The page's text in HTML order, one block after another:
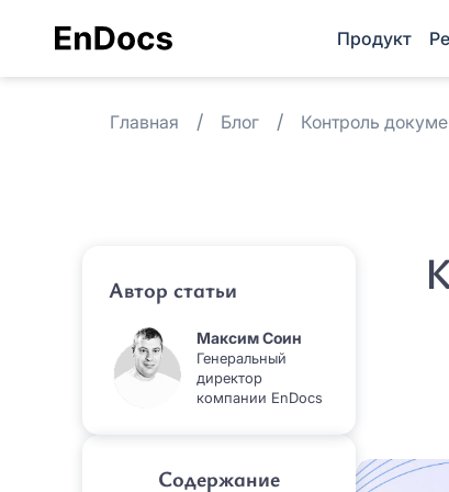
Продукт
Главная Блог Контроль
Автор статьи
Максим Соин
Генеральный
директор
компании EnDocs
Содержание